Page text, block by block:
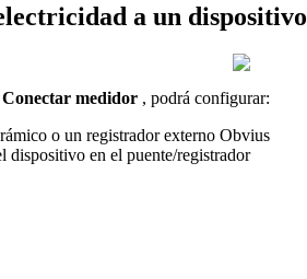
a un dispositivo
Conectar medidor , podrá configurar:
o un registrador externo Obvius
dispositivo en el puente/registrador